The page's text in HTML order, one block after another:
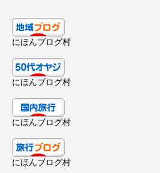
にほんブログ村
にほんブログ村
にほんブログ村
にほんブログ村